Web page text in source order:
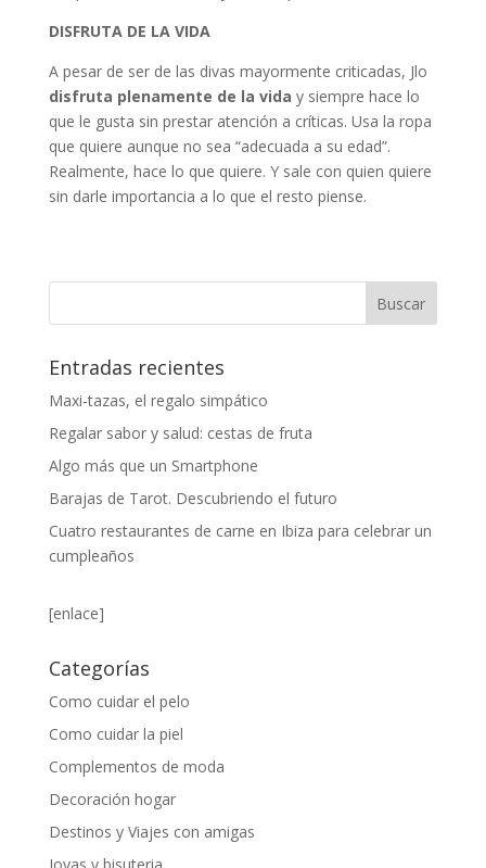
DISFRUTA DE LA VIDA
A pesar de ser de las divas mayormente criticadas, Jlo
disfruta plenamente de la vida y siempre hace lo
que le gusta sin prestar atención a críticas. Usa la ropa
que quiere aunque no sea “adecuada a su edad”.
Realmente, hace lo que quiere. Y sale con quien quiere
sin darle importancia a lo que el resto piense.
Entradas recientes
Maxi-tazas, el regalo simpático
Regalar sabor y salud: cestas de fruta
Algo más que un Smartphone
Barajas de Tarot. Descubriendo el futuro
Cuatro restaurantes de carne en Ibiza para celebrar un
cumpleaños
[enlace]
Categorías
Como cuidar el pelo
Como cuidar la piel
Complementos de moda
Decoración hogar
Destinos y Viajes con amigas